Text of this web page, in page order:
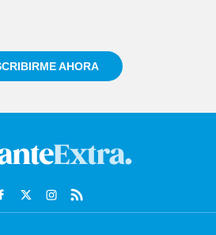
AHORA